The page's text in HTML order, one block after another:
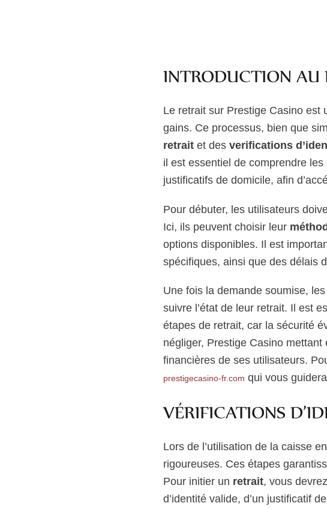
INTRODUCTION AU
Le retrait sur Prestige Casino est
gains. Ce processus, bien que
retrait et des verifications
il est essentiel de comprendre
justificatifs de domicile, afin
Pour débuter, les utilisateurs
Ici, ils peuvent choisir leur
options disponibles. Il est
spécifiques, ainsi que des délais
Une fois la demande soumise,
suivre l’état de leur retrait. Il est
étapes de retrait, car la sécurité
négliger, Prestige Casino
financières de ses utilisateurs.
prestigecasino-fr.com qui vous
VÉRIFICATIONS
Lors de l’utilisation de la caisse
rigoureuses. Ces étapes
Pour initier un retrait, vous
d’identité valide, d’un justificatif